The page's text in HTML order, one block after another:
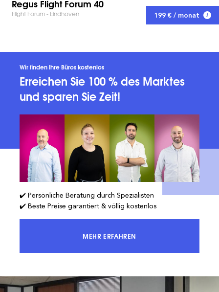
Regus Flight Forum 40
Flight Forum - Eindhoven 199 € / monat
Wir finden Ihre Büros kostenlos
Erreichen Sie 100 % des Marktes
und sparen Sie Zeit!
✔️ Persönliche Beratung durch Spezialisten
✔️ Beste Preise garantiert & völlig kostenlos
MEHR ERFAHRENERREICHEN SIE 100 % DES